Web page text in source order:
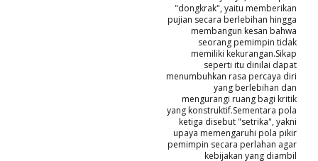
"dongkrak", yaitu memberikan
pujian secara berlebihan hingga
membangun kesan bahwa
seorang pemimpin tidak
memiliki kekurangan.Sikap
seperti itu dinilai dapat
menumbuhkan rasa percaya diri
yang berlebihan dan
mengurangi ruang bagi kritik
yang konstruktif.Sementara pola
ketiga disebut "setrika", yakni
upaya memengaruhi pola pikir
pemimpin secara perlahan agar
kebijakan yang diambil